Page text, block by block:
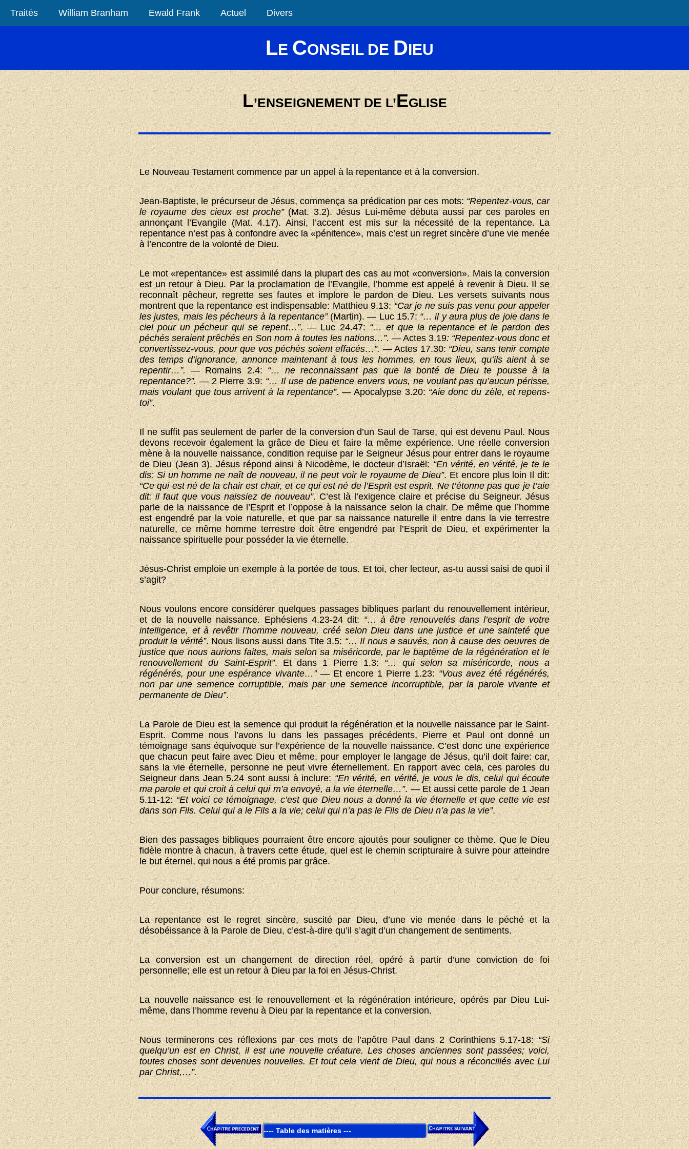
Traités William Branham Ewald Frank Actuel Divers
LE CONSEIL DE DIEU
L’ENSEIGNEMENT DE L’EGLISE
Le Nouveau Testament commence par un appel à la repentance et à la conversion.
Jean-Baptiste, le précurseur de Jésus, commença sa prédication par ces mots:“Repentez-vous, car
le royaume des cieux est proche”(Mat. 3.2). Jésus Lui-même débuta aussi par ces paroles en
annonçant l’Evangile (Mat. 4.17). Ainsi, l’accent est mis sur la nécessité de la repentance. La
repentance n’est pas à confondre avec la «pénitence», mais c’est un regret sincère d’une vie menée
à l’encontre de la volonté de Dieu.
Le mot «repentance» est assimilé dans la plupart des cas au mot «conversion». Mais la conversion
est un retour à Dieu. Par la proclamation de l’Evangile, l’homme est appelé à revenir à Dieu. Il se
reconnaît pêcheur, regrette ses fautes et implore le pardon de Dieu. Les versets suivants nous
montrent que la repentance est indispensable: Matthieu 9.13:“Car je ne suis pas venu pour appeler
les justes, mais les pécheurs à la repentance”(Martin). — Luc 15.7:“… il y aura plus de joie dans le
ciel pour un pécheur qui se repent…”. — Luc 24.47:“… et que la repentance et le pardon des
péchés seraient prêchés en Son nom à toutes les nations…”.— Actes 3.19: “Repentez-vous donc et
convertissez-vous, pour que vos péchés soient effacés…”. — Actes 17.30:“Dieu, sans tenir compte
des temps d’ignorance, annonce maintenant à tous les hommes, en tous lieux, qu’ils aient à se
repentir…”.— Romains 2.4:“… ne reconnaissant pas que la bonté de Dieu te pousse à la
repentance?”.— 2 Pierre 3.9:“… Il use de patience envers vous, ne voulant pas qu’aucun périsse,
mais voulant que tous arrivent à la repentance”. — Apocalypse 3.20:“Aie donc du zèle, et repens-
toi”.
Il ne suffit pas seulement de parler de la conversion d’un Saul de Tarse, qui est devenu Paul. Nous
devons recevoir également la grâce de Dieu et faire la même expérience. Une réelle conversion
mène à la nouvelle naissance, condition requise par le Seigneur Jésus pour entrer dans le royaume
de Dieu (Jean 3). Jésus répond ainsi à Nicodème, le docteur d’Israël:“En vérité, en vérité, je te le
dis: Si un homme ne naît de nouveau, il ne peut voir le royaume de Dieu”. Et encore plus loin Il dit:
“Ce qui est né de la chair est chair, et ce qui est né de l’Esprit est esprit. Ne t’étonne pas que je t’aie
dit: il faut que vous naissiez de nouveau”. C’est là l’exigence claire et précise du Seigneur. Jésus
parle de la naissance de l’Esprit et l’oppose à la naissance selon la chair. De même que l’homme
est engendré par la voie naturelle, et que par sa naissance naturelle il entre dans la vie terrestre
naturelle, ce même homme terrestre doit être engendré par l’Esprit de Dieu, et expérimenter la
naissance spirituelle pour posséder la vie éternelle.
Jésus-Christ emploie un exemple à la portée de tous. Et toi, cher lecteur, as-tu aussi saisi de quoi il
s’agit?
Nous voulons encore considérer quelques passages bibliques parlant du renouvellement intérieur,
et de la nouvelle naissance. Ephésiens 4.23-24 dit:“… à être renouvelés dans l’esprit de votre
intelligence, et à revêtir l’homme nouveau, créé selon Dieu dans une justice et une sainteté que
produit la vérité”. Nous lisons aussi dans Tite 3.5:“… Il nous a sauvés, non à cause des oeuvres de
justice que nous aurions faites, mais selon sa miséricorde, par le baptême de la régénération et le
renouvellement du Saint-Esprit”. Et dans 1 Pierre 1.3: “… qui selon sa miséricorde, nous a
régénérés, pour une espérance vivante…”— Et encore 1 Pierre 1.23:“Vous avez été régénérés,
non par une semence corruptible, mais par une semence incorruptible, par la parole vivante et
permanente de Dieu”.
La Parole de Dieu est la semence qui produit la régénération et la nouvelle naissance par le Saint-
Esprit. Comme nous l’avons lu dans les passages précédents, Pierre et Paul ont donné un
témoignage sans équivoque sur l’expérience de la nouvelle naissance. C’est donc une expérience
que chacun peut faire avec Dieu et même, pour employer le langage de Jésus, qu’il doit faire: car,
sans la vie éternelle, personne ne peut vivre éternellement. En rapport avec cela, ces paroles du
Seigneur dans Jean 5.24 sont aussi à inclure:“En vérité, en vérité, je vous le dis, celui qui écoute
ma parole et qui croit à celui qui m’a envoyé, a la vie éternelle…”. — Et aussi cette parole de 1 Jean
5.11-12:“Et voici ce témoignage, c’est que Dieu nous a donné la vie éternelle et que cette vie est
dans son Fils. Celui qui a le Fils a la vie; celui qui n’a pas le Fils de Dieu n’a pas la vie”.
Bien des passages bibliques pourraient être encore ajoutés pour souligner ce thème. Que le Dieu
fidèle montre à chacun, à travers cette étude, quel est le chemin scripturaire à suivre pour atteindre
le but éternel, qui nous a été promis par grâce.
Pour conclure, résumons:
La repentance est le regret sincère, suscité par Dieu, d’une vie menée dans le péché et la
désobéissance à la Parole de Dieu, c’est-à-dire qu’il s’agit d’un changement de sentiments.
La conversion est un changement de direction réel, opéré à partir d’une conviction de foi
personnelle; elle est un retour à Dieu par la foi en Jésus-Christ.
La nouvelle naissance est le renouvellement et la régénération intérieure, opérés par Dieu Lui-
même, dans l’homme revenu à Dieu par la repentance et la conversion.
Nous terminerons ces réflexions par ces mots de l’apôtre Paul dans 2 Corinthiens 5.17-18:“Si
quelqu’un est en Christ, il est une nouvelle créature. Les choses anciennes sont passées; voici,
toutes choses sont devenues nouvelles. Et tout cela vient de Dieu, qui nous a réconciliés avec Lui
par Christ,…”.